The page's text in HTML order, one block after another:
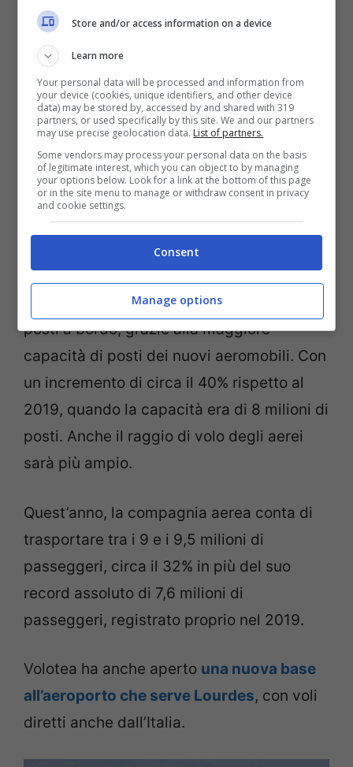
La compagnia aerea ha ampliato la sua
a quelli dell’estate 2019, prima della
pandemia. Una scommessa sulla ripresa
del turismo.
Durante lastagione estiva 2022,Volotea
avrà all’attivo unaflotta di 41 aeromobili
di più dei 36 dell’estate 2019. L’incremento
della flotta è stato possibile grazie ai nuovi
Airbus A320, grazie ai quali la compagnia
aerea aumenterà non solo i voli ma anche i
posti a bordo, grazie alla maggiore
capacità di posti dei nuovi aeromobili. Con
un incremento di circa il 40% rispetto al
2019, quando la capacità era di 8 milioni di
posti. Anche il raggio di volo degli aerei
sarà più ampio.
Quest’anno, la compagnia aerea conta di
trasportare tra i 9 e i 9,5 milioni di
passeggeri, circa il 32% in più del suo
record assoluto di 7,6 milioni di
passeggeri, registrato proprio nel 2019.
Volotea ha anche aperto una nuova base
all’aeroporto che serve Lourdes, con voli
diretti anche dall’Italia.
Store and/or access information on a device
Learn more
Your personal data will be processed and information from
your device (cookies, unique identifiers, and other device
data) may be stored by, accessed by and shared with 319
partners, or used specifically by this site. We and our partners
may use precise geolocation data. List of partners.
Some vendors may process your personal data on the basis
of legitimate interest, which you can object to by managing
your options below. Look for a link at the bottom of this page
or in the site menu to manage or withdraw consent in privacy
and cookie settings.
Consent
Manage options